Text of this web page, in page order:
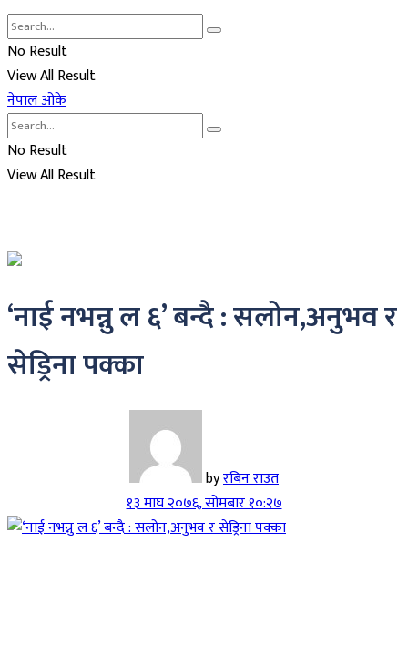
No Result
View All Result
नेपाल ओके
No Result
View All Result
‘नाई नभन्नु ल ६’ बन्दै : सलोन,अनुभव र
सेड्रिना पक्का
byरबिन राउत
१३ माघ २०७६, सोमबार १०:२७